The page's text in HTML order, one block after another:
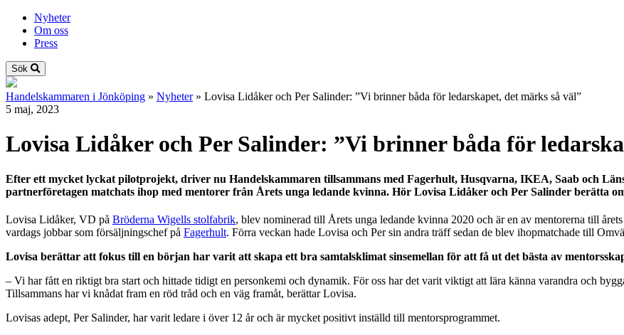
Nyheter
Om oss
Press
Sök
Handelskammaren i Jönköping » Nyheter » Lovisa Lidåker och Per Salinder: ”Vi brinner båda för ledarskapet, det märks så väl”
5 maj, 2023
Lovisa Lidåker och Per Salinder: ”Vi brinner båda för
Efter ett mycket lyckat pilotprojekt, driver nu Handelskammaren tillsammans med Fagerhult, Husqvarna, IKEA, Saab och
partnerföretagen matchats ihop med mentorer från Årets unga ledande kvinna. Hör Lovisa Lidåker och Per Salinder berätta
Lovisa Lidåker, VD på Bröderna Wigells stolfabrik, blev nominerad till Årets unga ledande kvinna 2020 och är en av mentorerna till
vardags jobbar som försäljningschef på Fagerhult. Förra veckan hade Lovisa och Per sin andra träff sedan de blev ihopmatchade till
Lovisa berättar att fokus till en början har varit att skapa ett bra samtalsklimat sinsemellan för att få ut det bästa av
– Vi har fått en riktigt bra start och hittade tidigt en personkemi och dynamik. För oss har det varit viktigt att lära känna varandra och
Tillsammans har vi knådat fram en röd tråd och en väg framåt, berättar Lovisa.
Lovisas adept, Per Salinder, har varit ledare i över 12 år och är mycket positivt inställd till mentorsprogrammet.